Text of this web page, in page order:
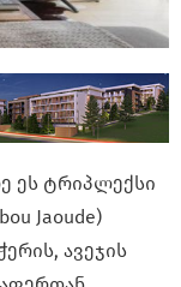
ეს ტრიპლექსი
Jaoude)
ავეჯის